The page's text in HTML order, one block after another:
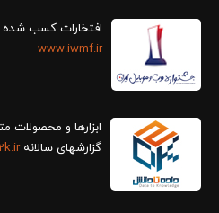
افتخارات کسب شده
www.iwmf.ir
ابزارها و محصولات
گزارش‎های سالانه